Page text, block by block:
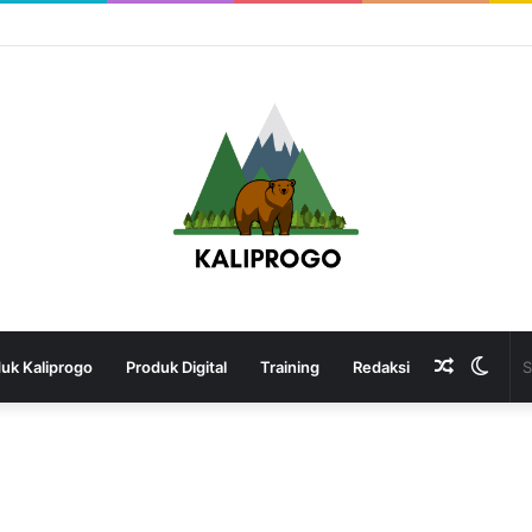
Kaliprogo Produk Digital Training Redaksi Random